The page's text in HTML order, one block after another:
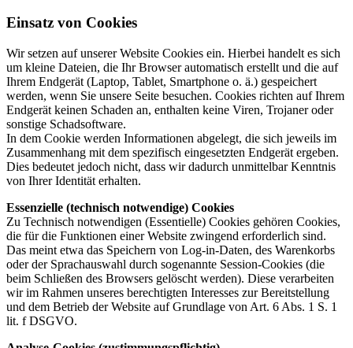
Einsatz von Cookies
Wir setzen auf unserer Website Cookies ein. Hierbei handelt es sich
um kleine Dateien, die Ihr Browser automatisch erstellt und die auf
Ihrem Endgerät (Laptop, Tablet, Smartphone o. ä.) gespeichert
werden, wenn Sie unsere Seite besuchen. Cookies richten auf Ihrem
Endgerät keinen Schaden an, enthalten keine Viren, Trojaner oder
sonstige Schadsoftware.
In dem Cookie werden Informationen abgelegt, die sich jeweils im
Zusammenhang mit dem spezifisch eingesetzten Endgerät ergeben.
Dies bedeutet jedoch nicht, dass wir dadurch unmittelbar Kenntnis
von Ihrer Identität erhalten.
Essenzielle (technisch notwendige) Cookies
Zu Technisch notwendigen (Essentielle) Cookies gehören Cookies,
die für die Funktionen einer Website zwingend erforderlich sind.
Das meint etwa das Speichern von Log-in-Daten, des Warenkorbs
oder der Sprachauswahl durch sogenannte Session-Cookies (die
beim Schließen des Browsers gelöscht werden). Diese verarbeiten
wir im Rahmen unseres berechtigten Interesses zur Bereitstellung
und dem Betrieb der Website auf Grundlage von Art. 6 Abs. 1 S. 1
lit. f DSGVO.